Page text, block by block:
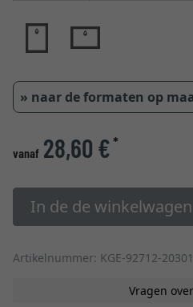
» naar de formaten op
vanaf 28,60 €*
In de de winkelwagen
Artikelnummer: KGE-92712-
Vragen